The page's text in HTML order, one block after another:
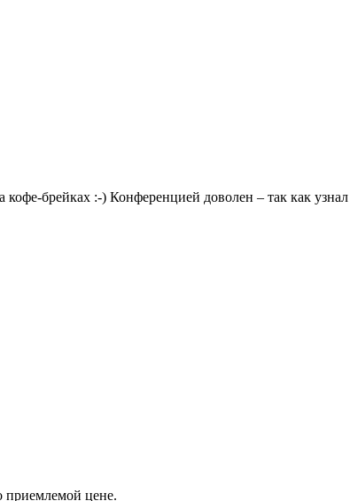
кофе-брейках :-) Конференцией доволен – так как узнал
приемлемой цене.